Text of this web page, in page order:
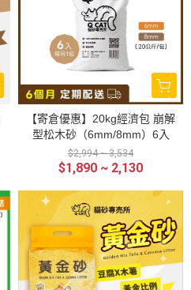
【寄倉優惠】20kg經濟包 崩解
型松木砂（6mm/8mm）6入
$2,994 ~ 3,534
$1,890 ~ 2,130